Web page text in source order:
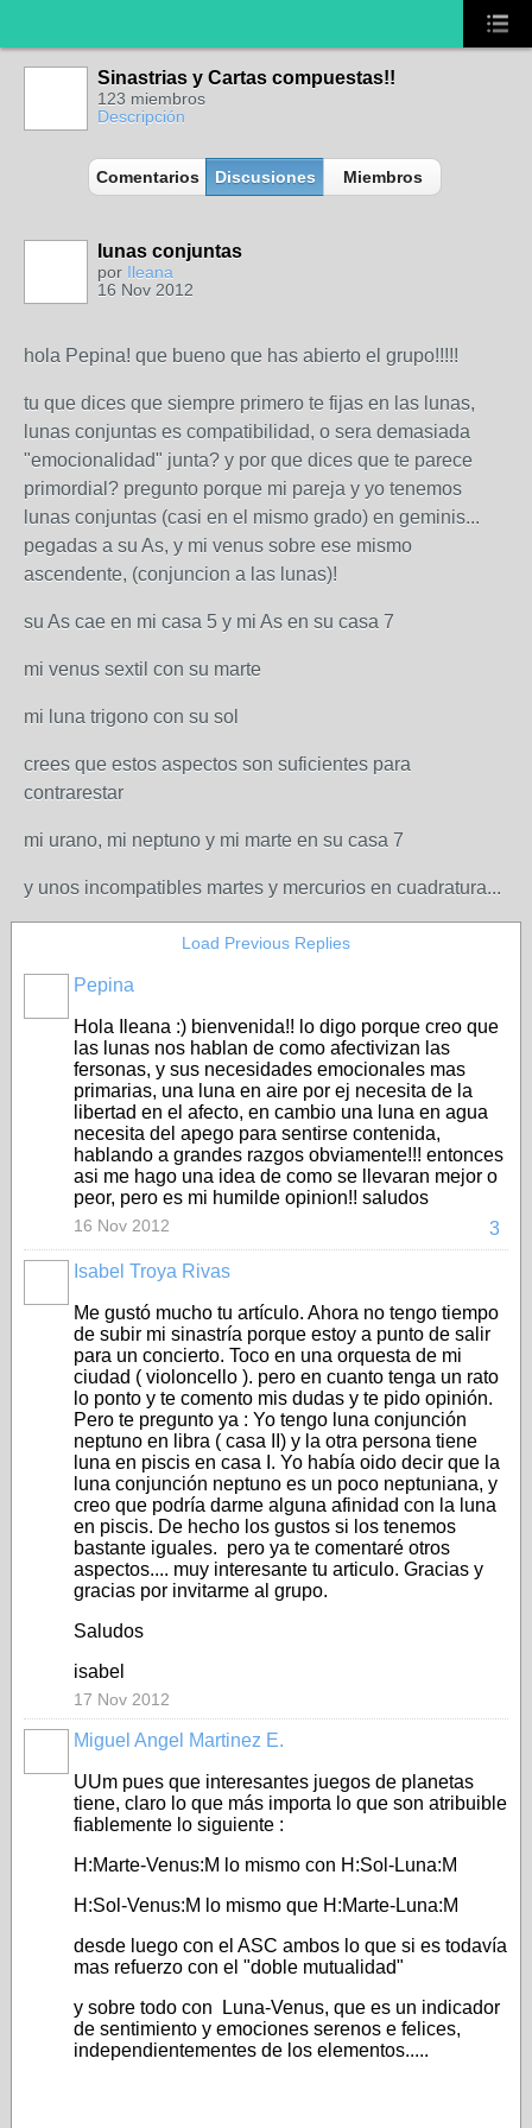
Sinastrias y Cartas compuestas!!
123 miembros
Descripción
Comentarios Discusiones Miembros
lunas conjuntas
por Ileana
16 Nov 2012
hola Pepina! que bueno que has abierto el grupo!!!!!
tu que dices que siempre primero te fijas en las lunas,
lunas conjuntas es compatibilidad, o sera demasiada
"emocionalidad" junta? y por que dices que te parece
primordial? pregunto porque mi pareja y yo tenemos
lunas conjuntas (casi en el mismo grado) en geminis...
pegadas a su As, y mi venus sobre ese mismo
ascendente, (conjuncion a las lunas)!
su As cae en mi casa 5 y mi As en su casa 7
mi venus sextil con su marte
mi luna trigono con su sol
crees que estos aspectos son suficientes para
contrarestar
mi urano, mi neptuno y mi marte en su casa 7
y unos incompatibles martes y mercurios en cuadratura...
Load Previous Replies
Pepina
Hola Ileana :) bienvenida!! lo digo porque creo que
las lunas nos hablan de como afectivizan las
fersonas, y sus necesidades emocionales mas
primarias, una luna en aire por ej necesita de la
libertad en el afecto, en cambio una luna en agua
necesita del apego para sentirse contenida,
hablando a grandes razgos obviamente!!! entonces
asi me hago una idea de como se llevaran mejor o
peor, pero es mi humilde opinion!! saludos
3
16 Nov 2012
Isabel Troya Rivas
Me gustó mucho tu artículo. Ahora no tengo tiempo
de subir mi sinastría porque estoy a punto de salir
para un concierto. Toco en una orquesta de mi
ciudad ( violoncello ). pero en cuanto tenga un rato
lo ponto y te comento mis dudas y te pido opinión.
Pero te pregunto ya : Yo tengo luna conjunción
neptuno en libra ( casa II) y la otra persona tiene
luna en piscis en casa I. Yo había oido decir que la
luna conjunción neptuno es un poco neptuniana, y
creo que podría darme alguna afinidad con la luna
en piscis. De hecho los gustos si los tenemos
bastante iguales. pero ya te comentaré otros
aspectos.... muy interesante tu articulo. Gracias y
gracias por invitarme al grupo.
Saludos
isabel
17 Nov 2012
Miguel Angel Martinez E.
UUm pues que interesantes juegos de planetas
tiene, claro lo que más importa lo que son atribuible
fiablemente lo siguiente :
H:Marte-Venus:M lo mismo con H:Sol-Luna:M
H:Sol-Venus:M lo mismo que H:Marte-Luna:M
desde luego con el ASC ambos lo que si es todavía
mas refuerzo con el "doble mutualidad"
y sobre todo con Luna-Venus, que es un indicador
de sentimiento y emociones serenos e felices,
independientementes de los elementos.....